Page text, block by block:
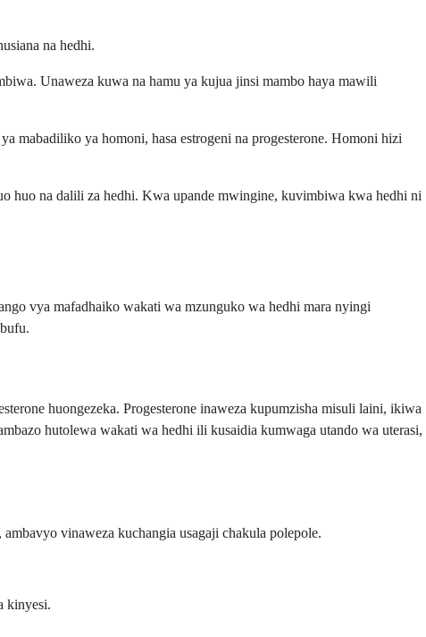
na hedhi.
Unaweza kuwa na hamu ya kujua jinsi mambo haya mawili
ya homoni, hasa estrogeni na progesterone. Homoni hizi
huo na dalili za hedhi. Kwa upande mwingine, kuvimbiwa kwa hedhi ni
vya mafadhaiko wakati wa mzunguko wa hedhi mara nyingi
huongezeka. Progesterone inaweza kupumzisha misuli laini, ikiwa
hutolewa wakati wa hedhi ili kusaidia kumwaga utando wa uterasi,
vinaweza kuchangia usagaji chakula polepole.
kinyesi.